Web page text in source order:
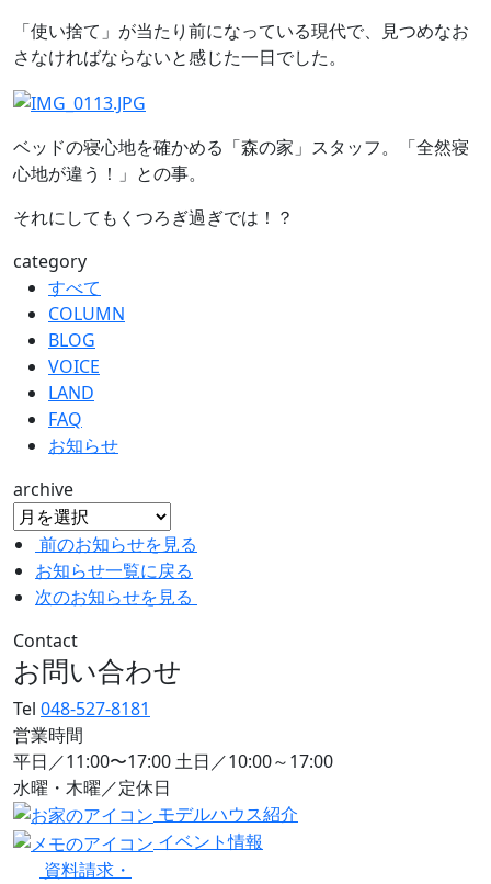
「使い捨て」が当たり前になっている現代で、見つめなお
さなければならないと感じた一日でした。
ベッドの寝心地を確かめる「森の家」スタッフ。「全然寝
心地が違う！」との事。
それにしてもくつろぎ過ぎでは！？
category
すべて
COLUMN
BLOG
VOICE
LAND
FAQ
お知らせ
archive
前のお知らせを見る
お知らせ一覧に戻る
次のお知らせを見る
Contact
お問い合わせ
Tel 048-527-8181
営業時間
平日／11:00〜17:00 土日／10:00～17:00
水曜・木曜／定休日
モデルハウス紹介
イベント情報
資料請求・